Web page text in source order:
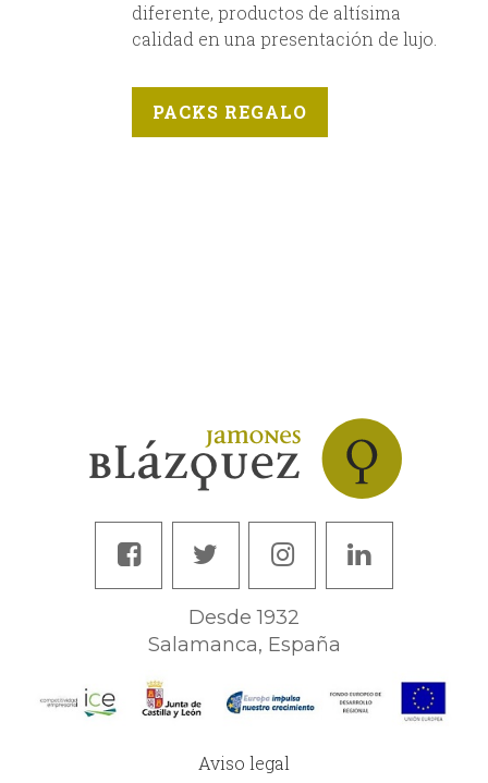
diferente, productos de altísima
calidad en una presentación de lujo.
PACKS REGALO
Desde 1932
Salamanca, España
Aviso legal